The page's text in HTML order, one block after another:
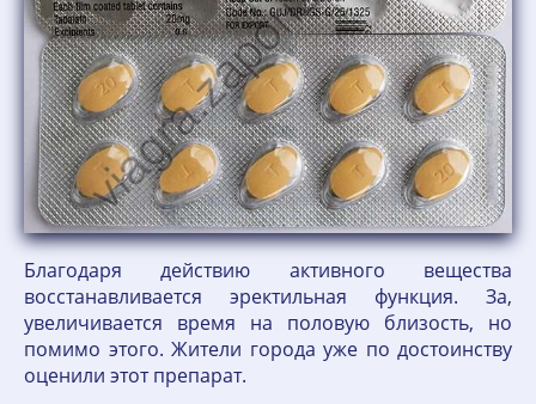
Благодаря действию активного вещества
восстанавливается эректильная функция. За,
увеличивается время на половую близость, но
помимо этого. Жители города уже по достоинству
оценили этот препарат.